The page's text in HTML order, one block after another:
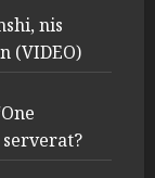
maskuar
u vodhën
nis
(VIDEO)